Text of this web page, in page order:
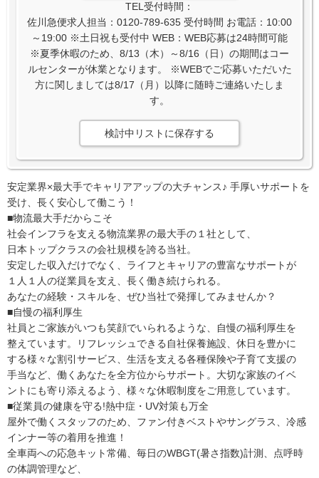
TEL受付時間：
佐川急便求人担当：0120-789-635 受付時間 お電話：10:00
～19:00 ※土日祝も受付中 WEB：WEB応募は24時間可能
※夏季休暇のため、8/13（木）～8/16（日）の期間はコー
ルセンターが休業となります。 ※WEBでご応募いただいた
方に関しましては8/17（月）以降に随時ご連絡いたしま
す。
検討中リストに保存する
安定業界×最大手でキャリアアップの大チャンス♪ 手厚いサポートを
受け、長く安心して働こう！
■物流最大手だからこそ
社会インフラを支える物流業界の最大手の１社として、
日本トップクラスの会社規模を誇る当社。
安定した収入だけでなく、ライフとキャリアの豊富なサポートが
１人１人の従業員を支え、長く働き続けられる。
あなたの経験・スキルを、ぜひ当社で発揮してみませんか？
■自慢の福利厚生
社員とご家族がいつも笑顔でいられるような、自慢の福利厚生を
整えています。リフレッシュできる自社保養施設、休日を豊かに
する様々な割引サービス、生活を支える各種保険や子育て支援の
手当など、働くあなたを全方位からサポート。大切な家族のイベ
ントにも寄り添えるよう、様々な休暇制度をご用意しています。
■従業員の健康を守る!熱中症・UV対策も万全
屋外で働くスタッフのため、ファン付きベストやサングラス、冷感
インナー等の着用を推進！
全車両への応急キット常備、毎日のWBGT(暑さ指数)計測、点呼時
の体調管理など、